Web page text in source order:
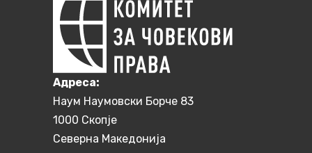
Aдреса:
Наум Наумовски Борче 83
1000 Скопје
Северна Македонија